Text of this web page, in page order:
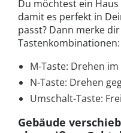
Du möchtest ein
damit es perfekt in
passt? Dann merke
Tastenkombinationen:
M-Taste: Drehen
N-Taste: Drehen
Umschalt-Taste:
Gebäude